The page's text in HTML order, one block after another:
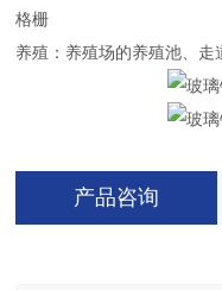
格栅
养殖：养殖场的养殖池、走
产品咨询